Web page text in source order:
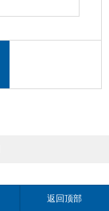
返回顶部